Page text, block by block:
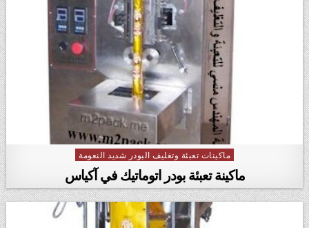
Posted in
ماكينات تعبئة وتغليف البودر شديد النعومة
ماكينة تعبئة بودر اتوماتيك في آكياس